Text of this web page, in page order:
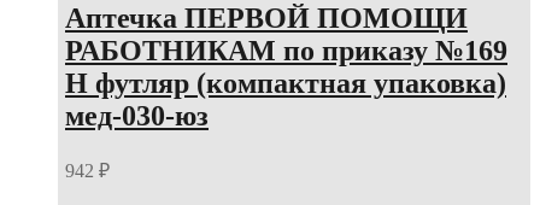
Аптечка ПЕРВОЙ ПОМОЩИ
РАБОТНИКАМ по приказу №169
Н футляр (компактная упаковка)
мед-030-юз
942 ₽